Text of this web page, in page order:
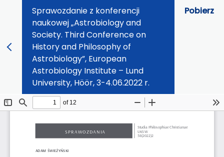
Sprawozdanie z konferencji
naukowej „Astrobiology and
Society. Third Conference on
History and Philosophy of
Astrobiology”, European
Astrobiology Institute – Lund
University, Höör, 3-4.06.2022 r.
Pobierz